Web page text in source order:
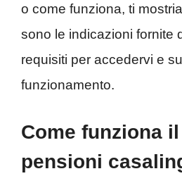
o come funziona, ti
sono le indicazioni fornite
requisiti per accedervi e
funzionamento.
Come funziona
pensioni